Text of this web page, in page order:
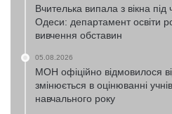
Вчителька випала з вікна під
Одеси: департамент освіти
вивчення обставин
05.08.2026
МОН офіційно відмовилося
змінюється в оцінюванні
навчального року